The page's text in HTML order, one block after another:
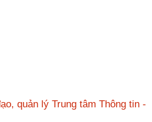
quản lý Trung tâm Thông tin -